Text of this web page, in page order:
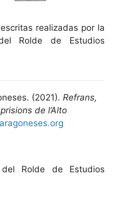
realizadas por la
Rolde de Estudios
(2021). Refrans,
de l’Alto
Rolde de Estudios